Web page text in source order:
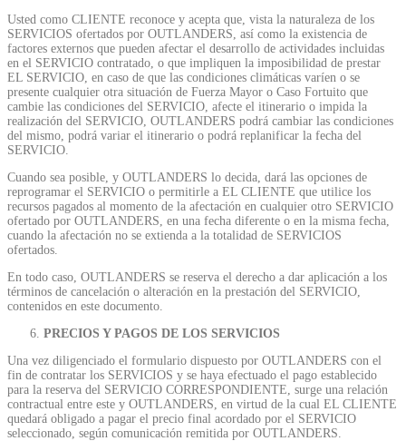
Usted como CLIENTE reconoce y acepta que, vista la naturaleza de los
SERVICIOS ofertados por OUTLANDERS, así como la existencia de
factores externos que pueden afectar el desarrollo de actividades incluidas
en el SERVICIO contratado, o que impliquen la imposibilidad de prestar
EL SERVICIO, en caso de que las condiciones climáticas varíen o se
presente cualquier otra situación de Fuerza Mayor o Caso Fortuito que
cambie las condiciones del SERVICIO, afecte el itinerario o impida la
realización del SERVICIO, OUTLANDERS podrá cambiar las condiciones
del mismo, podrá variar el itinerario o podrá replanificar la fecha del
SERVICIO.
Cuando sea posible, y OUTLANDERS lo decida, dará las opciones de
reprogramar el SERVICIO o permitirle a EL CLIENTE que utilice los
recursos pagados al momento de la afectación en cualquier otro SERVICIO
ofertado por OUTLANDERS, en una fecha diferente o en la misma fecha,
cuando la afectación no se extienda a la totalidad de SERVICIOS
ofertados.
En todo caso, OUTLANDERS se reserva el derecho a dar aplicación a los
términos de cancelación o alteración en la prestación del SERVICIO,
contenidos en este documento.
PRECIOS Y PAGOS DE LOS SERVICIOS
Una vez diligenciado el formulario dispuesto por OUTLANDERS con el
fin de contratar los SERVICIOS y se haya efectuado el pago establecido
para la reserva del SERVICIO CORRESPONDIENTE, surge una relación
contractual entre este y OUTLANDERS, en virtud de la cual EL CLIENTE
quedará obligado a pagar el precio final acordado por el SERVICIO
seleccionado, según comunicación remitida por OUTLANDERS.